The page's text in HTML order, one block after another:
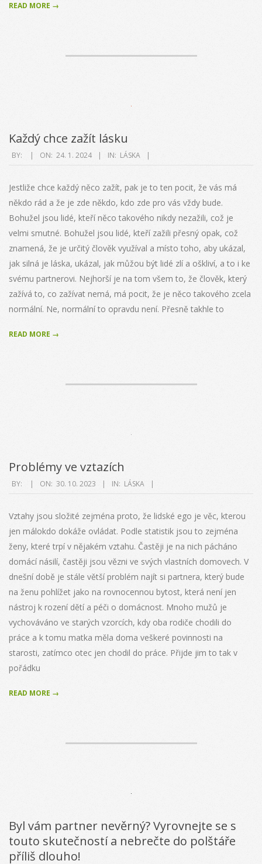
READ MORE →
Každý chce zažít lásku
2024-
24
BY: ON: 24. 1. 2024 IN: LÁSKA
Jestliže chce každý něco zažít, pak je to ten pocit, že vás má
někdo rád a že je zde někdo, kdo zde pro vás vždy bude.
Bohužel jsou lidé, kteří něco takového nikdy nezažili, což je
velmi smutné. Bohužel jsou lidé, kteří zažili přesný opak, což
znamená, že je určitý člověk využíval a místo toho, aby ukázal,
jak silná je láska, ukázal, jak můžou být lidé zlí a oškliví, a to i ke
svému partnerovi. Nejhorší je na tom všem to, že člověk, který
zažívá to, co zažívat nemá, má pocit, že je něco takového zcela
normální. Ne, normální to opravdu není. Přesně takhle to
READ MORE →
Problémy ve vztazích
2023-
30
BY: ON: 30. 10. 2023 IN: LÁSKA
Vztahy jsou složité zejména proto, že lidské ego je věc, kterou
jen málokdo dokáže ovládat. Podle statistik jsou to zejména
ženy, které trpí v nějakém vztahu. Častěji je na nich pácháno
domácí násilí, častěji jsou vězni ve svých vlastních domovech. V
dnešní době je stále větší problém najít si partnera, který bude
na ženu pohlížet jako na rovnocennou bytost, která není jen
nástroj k rození dětí a péči o domácnost. Mnoho mužů je
vychováváno ve starých vzorcích, kdy oba rodiče chodili do
práce a k tomu matka měla doma veškeré povinnosti na
starosti, zatímco otec jen chodil do práce. Přijde jim to tak v
pořádku
READ MORE →
Byl vám partner nevěrný? Vyrovnejte se s
touto skutečností a nebrečte do polštáře
příliš dlouho!